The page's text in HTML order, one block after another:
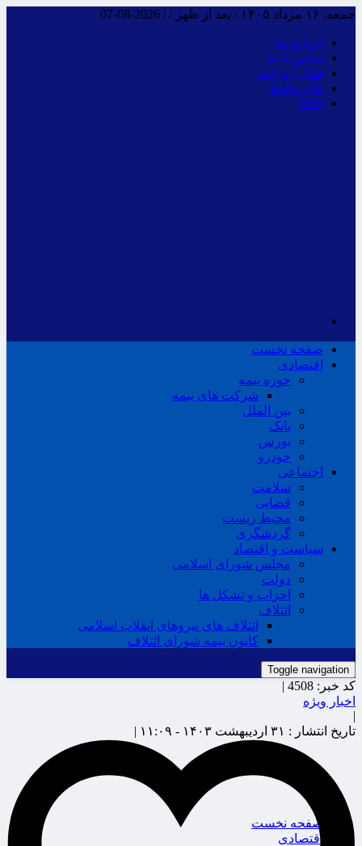
جمعه, ۱۶ مرداد ۱۴۰۵ / بعد از ظهر / |
2026-08-07
درباره ما
تماس با ما
فـال روزانـه
فال حافظ
RSS
صفحه نخست
اقتصادی
حوزه بیمه
شرکت های بیمه
بین الملل
بانک
بورس
خودرو
اجتماعی
سلامت
قضایی
محیط زیست
گردشگری
سیاست و اقتصاد
مجلس شورای اسلامی
دولت
احزاب و تشکل ها
ائتلاف
ائتلاف های نیروهای انقلاب اسلامی
کانون بیمه شورای ائتلاف
Toggle navigation
صفحه نخست
اقتصادی
کد خبر: 4508 |
اخبار ویژه
|
تاریخ انتشار : ۳۱ اردیبهشت ۱۴۰۳ - ۱۱:۰۹ |